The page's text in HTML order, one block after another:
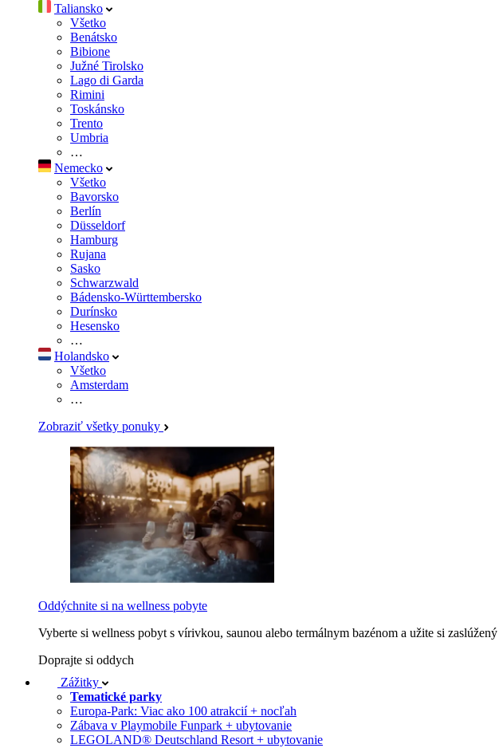
Taliansko
Všetko
Benátsko
Bibione
Južné Tirolsko
Lago di Garda
Rimini
Toskánsko
Trento
Umbria
…
Nemecko
Všetko
Bavorsko
Berlín
Düsseldorf
Hamburg
Rujana
Sasko
Schwarzwald
Bádensko-Württembersko
Durínsko
Hesensko
…
Holandsko
Všetko
Amsterdam
…
Zobraziť všetky ponuky
Oddýchnite si na wellness pobyte
Vyberte si wellness pobyt s vírivkou, saunou alebo termálnym bazénom a užite si
Doprajte si oddych
Zážitky
Tematické parky
Europa-Park: Viac ako 100 atrakcií + nocľah
Zábava v Playmobile Funpark + ubytovanie
LEGOLAND® Deutschland Resort + ubytovanie